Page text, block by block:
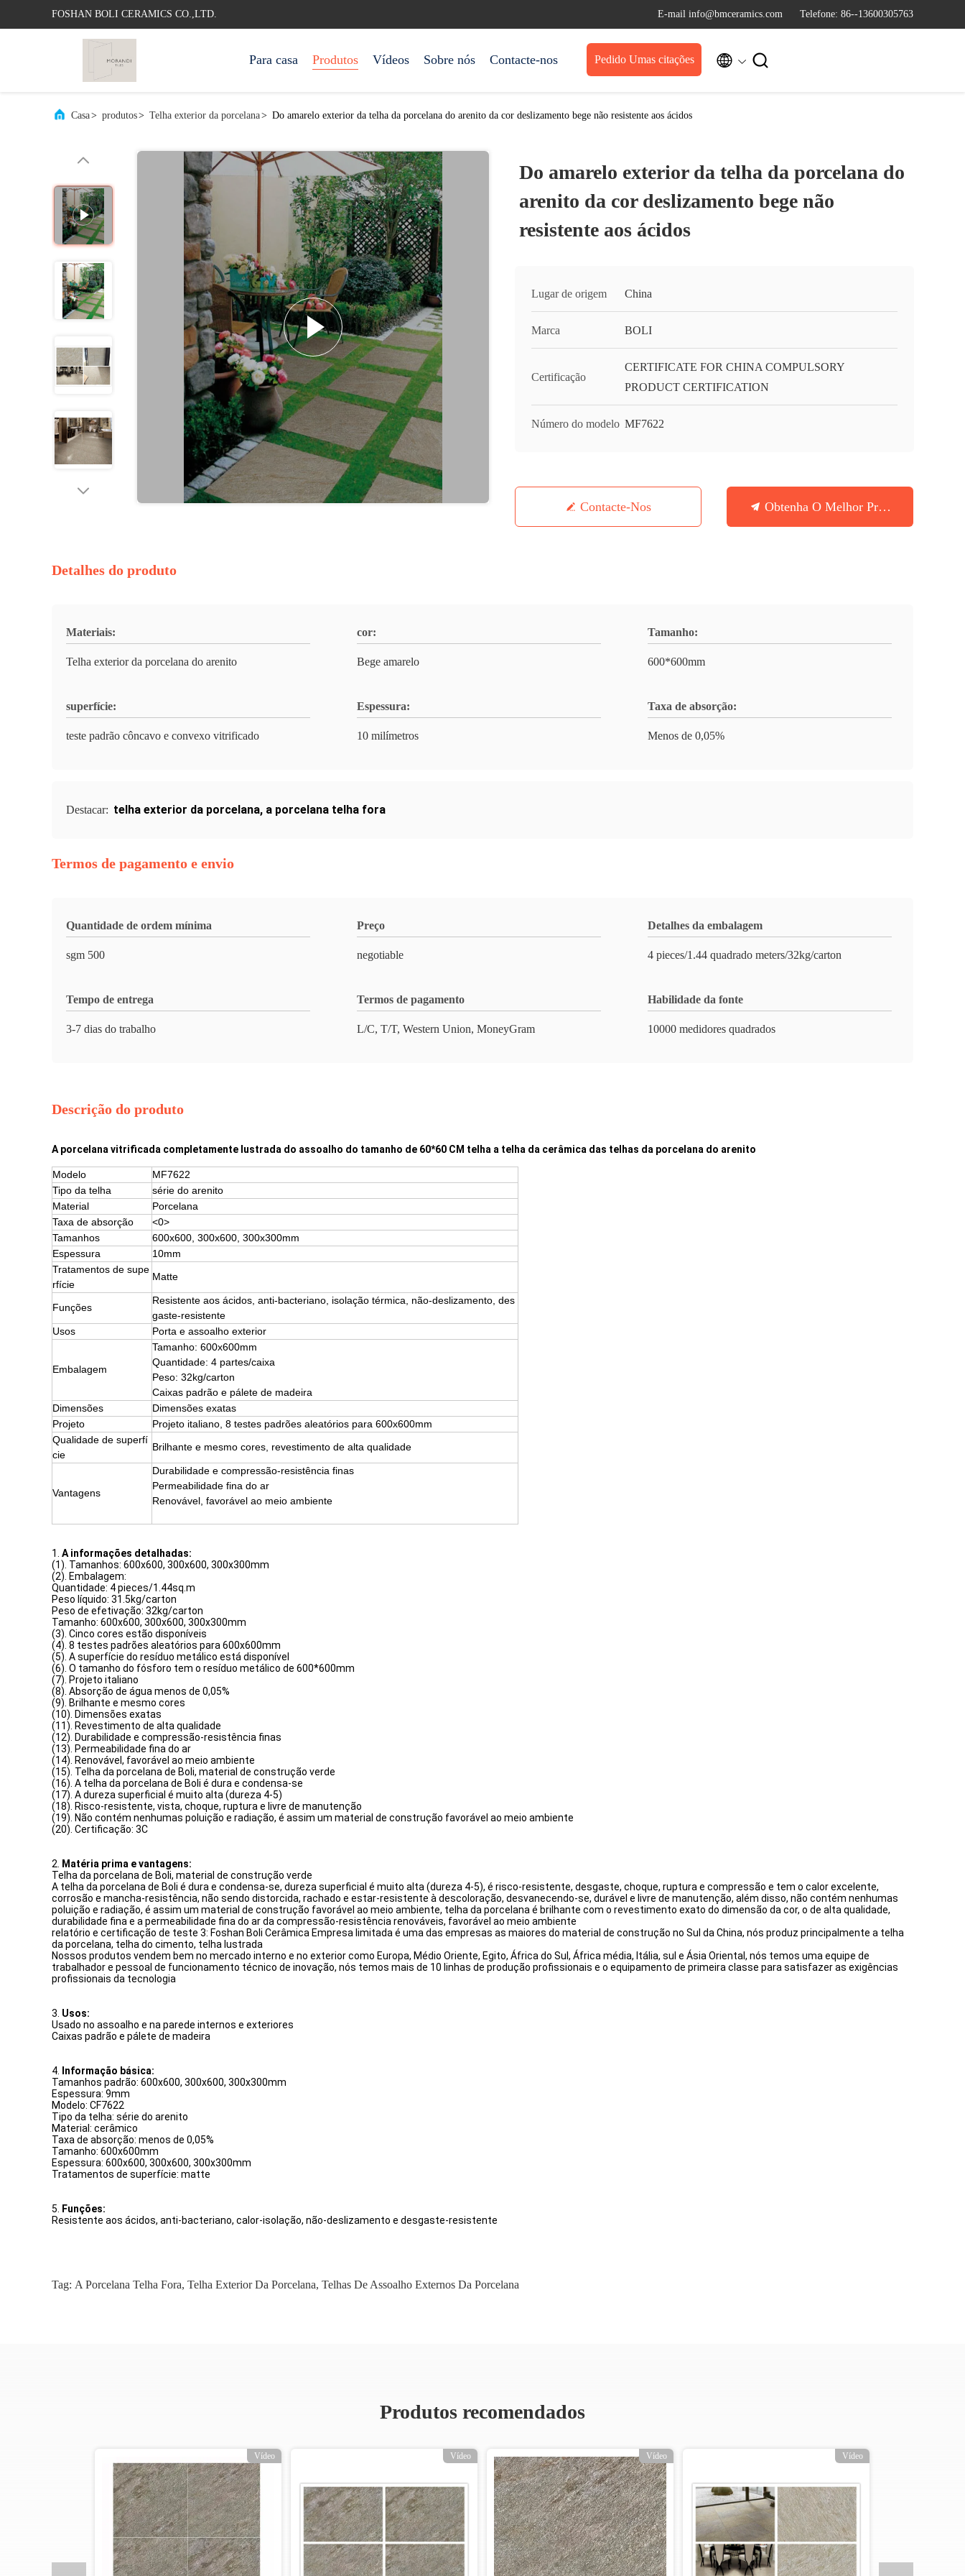
FOSHAN BOLI CERAMICS CO.,LTD. E-mail info@bmceramics.com Telefone: 86--13600305763
Para casa Produtos Vídeos Sobre nós Contacte-nos Pedido Umas citações  
Casa> produtos> Telha exterior da porcelana> Do amarelo exterior da telha da porcelana do arenito da cor deslizamento bege não resistente aos ácidos
Do amarelo exterior da telha da porcelana do
arenito da cor deslizamento bege não
resistente aos ácidos
Lugar de origem China
Marca BOLI
Certificação
CERTIFICATE FOR CHINA COMPULSORY
PRODUCT CERTIFICATION
Número do modelo MF7622
Contacte-Nos Obtenha O Melhor Preço
Detalhes do produto
Materiais:
Telha exterior da porcelana do arenito
cor:
Bege amarelo
Tamanho:
600*600mm
superfície:
teste padrão côncavo e convexo vitrificado
Espessura:
10 milímetros
Taxa de absorção:
Menos de 0,05%
Destacar: telha exterior da porcelana, a porcelana telha fora
Termos de pagamento e envio
Quantidade de ordem mínima
sgm 500
Preço
negotiable
Detalhes da embalagem
4 pieces/1.44 quadrado meters/32kg/carton
Tempo de entrega
3-7 dias do trabalho
Termos de pagamento
L/C, T/T, Western Union, MoneyGram
Habilidade da fonte
10000 medidores quadrados
Descrição do produto
A porcelana vitrificada completamente lustrada do assoalho do tamanho de 60*60 CM telha a telha da cerâmica das telhas da porcelana do arenito
Modelo
MF7622
Tipo da telha
série do arenito
Material
Porcelana
Taxa de absorção
<0>
Tamanhos
600x600, 300x600, 300x300mm
Espessura
10mm
Tratamentos de supe
rfície
Matte
Funções
Resistente aos ácidos, anti-bacteriano, isolação térmica, não-deslizamento, des
gaste-resistente
Usos
Porta e assoalho exterior
Embalagem
Tamanho: 600x600mm
Quantidade: 4 partes/caixa
Peso: 32kg/carton
Caixas padrão e pálete de madeira
Dimensões
Dimensões exatas
Projeto
Projeto italiano, 8 testes padrões aleatórios para 600x600mm
Qualidade de superfí
cie
Brilhante e mesmo cores, revestimento de alta qualidade
Vantagens
Durabilidade e compressão-resistência finas
Permeabilidade fina do ar
Renovável, favorável ao meio ambiente
1. A informações detalhadas:
(1). Tamanhos: 600x600, 300x600, 300x300mm
(2). Embalagem:
Quantidade: 4 pieces/1.44sq.m
Peso líquido: 31.5kg/carton
Peso de efetivação: 32kg/carton
Tamanho: 600x600, 300x600, 300x300mm
(3). Cinco cores estão disponíveis
(4). 8 testes padrões aleatórios para 600x600mm
(5). A superfície do resíduo metálico está disponível
(6). O tamanho do fósforo tem o resíduo metálico de 600*600mm
(7). Projeto italiano
(8). Absorção de água menos de 0,05%
(9). Brilhante e mesmo cores
(10). Dimensões exatas
(11). Revestimento de alta qualidade
(12). Durabilidade e compressão-resistência finas
(13). Permeabilidade fina do ar
(14). Renovável, favorável ao meio ambiente
(15). Telha da porcelana de Boli, material de construção verde
(16). A telha da porcelana de Boli é dura e condensa-se
(17). A dureza superficial é muito alta (dureza 4-5)
(18). Risco-resistente, vista, choque, ruptura e livre de manutenção
(19). Não contém nenhumas poluição e radiação, é assim um material de construção favorável ao meio ambiente
(20). Certificação: 3C
2.
Matéria prima e vantagens:
Telha da porcelana de Boli, material de construção verde
A telha da porcelana de Boli é dura e condensa-se, dureza superficial é muito alta (dureza 4-5), é risco-resistente, desgaste, choque, ruptura e compressão e tem o calor excelente,
corrosão e mancha-resistência, não sendo distorcida, rachado e estar-resistente à descoloração, desvanecendo-se, durável e livre de manutenção, além disso, não contém nenhumas
poluição e radiação, é assim um material de construção favorável ao meio ambiente, telha da porcelana é brilhante com o revestimento exato do dimensão da cor, o de alta qualidade,
durabilidade fina e a permeabilidade fina do ar da compressão-resistência renováveis, favorável ao meio ambiente
relatório e certificação de teste 3: Foshan Boli Cerâmica Empresa limitada é uma das empresas as maiores do material de construção no Sul da China, nós produz principalmente a telha
da porcelana, telha do cimento, telha lustrada
Nossos produtos vendem bem no mercado interno e no exterior como Europa, Médio Oriente, Egito, África do Sul, África média, Itália, sul e Ásia Oriental, nós temos uma equipe de
trabalhador e pessoal de funcionamento técnico de inovação, nós temos mais de 10 linhas de produção profissionais e o equipamento de primeira classe para satisfazer as exigências
profissionais da tecnologia
3. Usos:
Usado no assoalho e na parede internos e exteriores
Caixas padrão e pálete de madeira
4.
Informação básica:
Tamanhos padrão: 600x600, 300x600, 300x300mm
Espessura: 9mm
Modelo: CF7622
Tipo da telha: série do arenito
Material: cerâmico
Taxa de absorção: menos de 0,05%
Tamanho: 600x600mm
Espessura: 600x600, 300x600, 300x300mm
Tratamentos de superfície: matte
5.
Funções:
Resistente aos ácidos, anti-bacteriano, calor-isolação, não-deslizamento e desgaste-resistente
Tag: A Porcelana Telha Fora, Telha Exterior Da Porcelana, Telhas De Assoalho Externos Da Porcelana
Produtos recomendados
Vídeo